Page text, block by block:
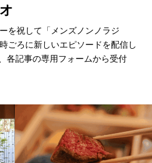
を祝して「メンズノンノラジ
ごろに新しいエピソードを配信し
各記事の専用フォームから受付